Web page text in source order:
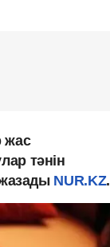
жас
тәнін
жазады NUR.KZ.